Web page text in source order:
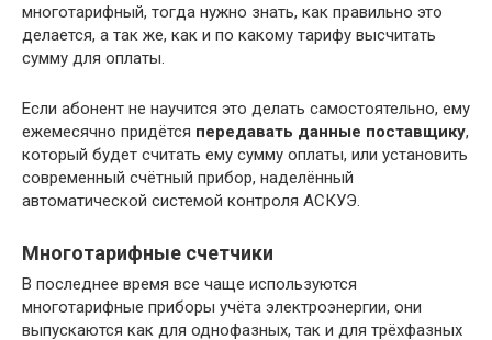
многотарифный, тогда нужно знать, как правильно это
делается, а так же, как и по какому тарифу высчитать
сумму для оплаты.
Если абонент не научится это делать самостоятельно, ему
ежемесячно придётся передавать данные поставщику,
который будет считать ему сумму оплаты, или установить
современный счётный прибор, наделённый
автоматической системой контроля АСКУЭ.
Многотарифные счетчики
В последнее время все чаще используются
многотарифные приборы учёта электроэнергии, они
выпускаются как для однофазных, так и для трёхфазных